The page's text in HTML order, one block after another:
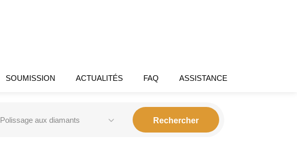
SOUMISSION ACTUALITÉS FAQ ASSISTANCE
Polissage aux diamants